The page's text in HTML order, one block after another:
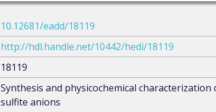
10.12681/eadd/18119
http://hdl.handle.net/10442/hedi/18119
18119
Synthesis and physicochemical
sulfite anions